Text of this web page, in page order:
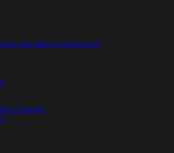
The Spirit of Tengri 2019
of Tengri#